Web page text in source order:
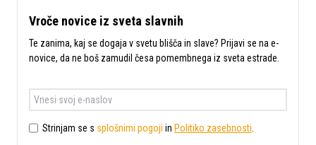
Vroče novice iz sveta slavnih
Te zanima, kaj se dogaja v svetu blišča in slave? Prijavi se na e-
novice, da ne boš zamudil česa pomembnega iz sveta estrade.
Strinjam se s splošnimi pogoji in Politiko zasebnosti